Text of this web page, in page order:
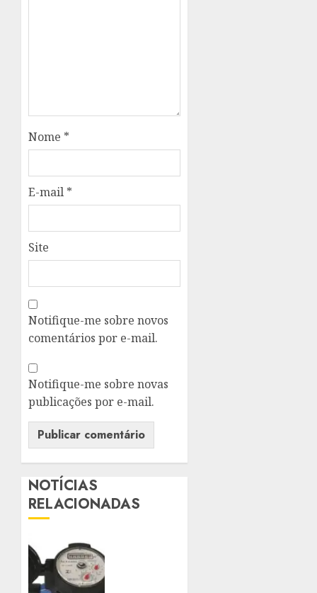
Nome *
E-mail *
Site
Notifique-me sobre novos
comentários por e-mail.
Notifique-me sobre novas
publicações por e-mail.
NOTÍCIAS
RELACIONADAS